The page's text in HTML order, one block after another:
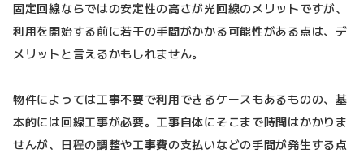
固定回線ならではの安定性の高さが光回線のメリットですが、
利用を開始する前に若干の手間がかかる可能性がある点は、デ
メリットと言えるかもしれません。
物件によっては工事不要で利用できるケースもあるものの、基
本的には回線工事が必要。工事自体にそこまで時間はかかりま
せんが、日程の調整や工事費の支払いなどの手間が発生する点